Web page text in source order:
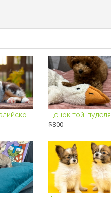
Щенок австралийской овчарки / щенки аусси щенок той-пуделя
$800